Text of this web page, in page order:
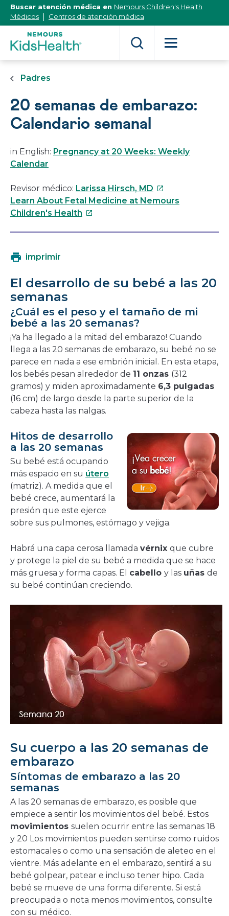
[Skip
Content]
Buscar atención médica en Nemours Children's Health
Médicos
Centros de atención médica
Padres
20 semanas de embarazo:
Calendario semanal
in English: Pregnancy at 20 Weeks: Weekly
Calendar
Revisor médico: Larissa Hirsch, MD Este
enlace
Learn About Fetal Medicine at Nemours
Children's Health Este
nueva
imprimir
El desarrollo de su bebé a las 20
semanas
¿Cuál es el peso y el tamaño de mi
bebé a las 20 semanas?
¡Ya ha llegado a la mitad del embarazo! Cuando
llega a las 20 semanas de embarazo, su bebé no se
parece en nada a ese embrión inicial. En esta etapa,
los bebés pesan alrededor de 11 onzas (312
gramos) y miden aproximadamente 6,3 pulgadas
(16 cm) de largo desde la parte superior de la
cabeza hasta las nalgas.
Hitos de desarrollo
a las 20 semanas
Su bebé está ocupando
más espacio en su útero
(matriz). A medida que el
bebé crece, aumentará la
presión que este ejerce
sobre sus pulmones, estómago y vejiga.
Habrá una capa cerosa llamada vérnix que cubre
y protege la piel de su bebé a medida que se hace
más gruesa y forma capas. El cabello y las uñas de
su bebé continúan creciendo.
Su cuerpo a las 20 semanas de
embarazo
Síntomas de embarazo a las 20
semanas
A las 20 semanas de embarazo, es posible que
empiece a sentir los movimientos del bebé. Estos
movimientos suelen ocurrir entre las semanas 18
y 20 Los movimientos pueden sentirse como ruidos
estomacales o como una sensación de aleteo en el
vientre. Más adelante en el embarazo, sentirá a su
bebé golpear, patear e incluso tener hipo. Cada
bebé se mueve de una forma diferente. Si está
preocupada o nota menos movimientos, consulte
con su médico.